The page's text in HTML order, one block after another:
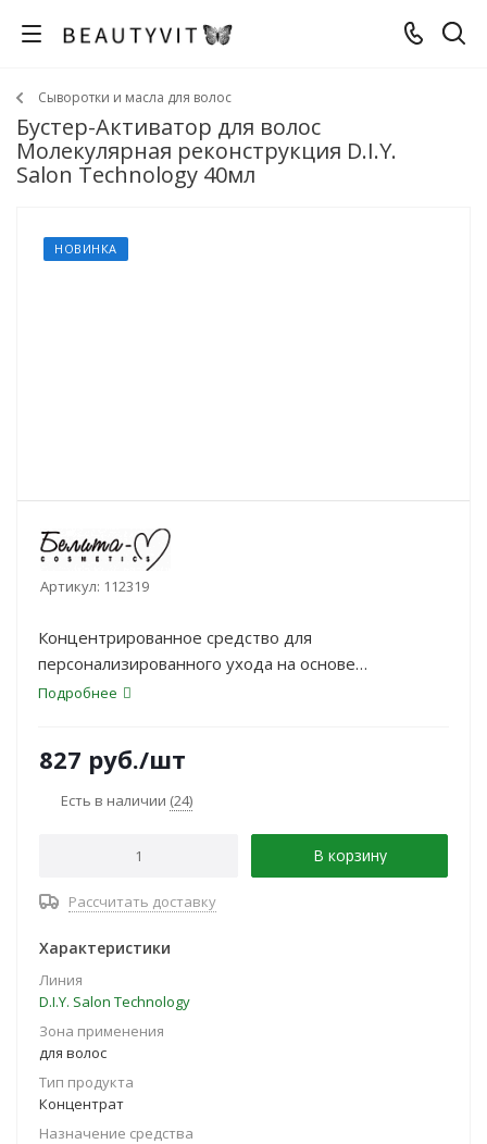
Сыворотки и масла для волос
Бустер-Активатор для волос
Молекулярная реконструкция D.I.Y.
Salon Technology 40мл
НОВИНКА
Артикул: 112319
Концентрированное средство для
персонализированного ухода на основе
аминокислот пшеницы и сои, с дополнительным
функциональных соотношений аминокислот в
человеческих волосах.
Подробнее
827 руб./шт
Есть в наличии (24)
В корзину
Рассчитать доставку
Характеристики
Линия
D.I.Y. Salon Technology
Зона применения
для волос
Тип продукта
Концентрат
Назначение средства